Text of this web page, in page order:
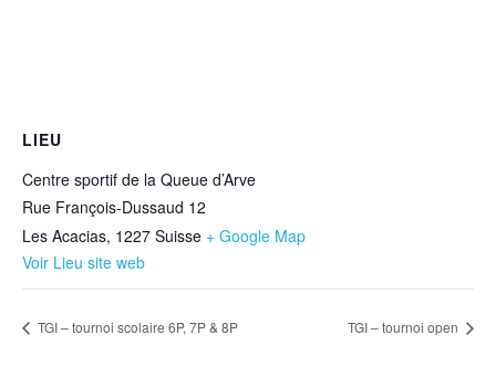
LIEU
Centre sportif de la Queue d’Arve
Rue François-Dussaud 12
Les Acacias, 1227 Suisse + Google Map
Voir Lieu site web
TGI – tournoi scolaire 6P, 7P & 8P TGI – tournoi open